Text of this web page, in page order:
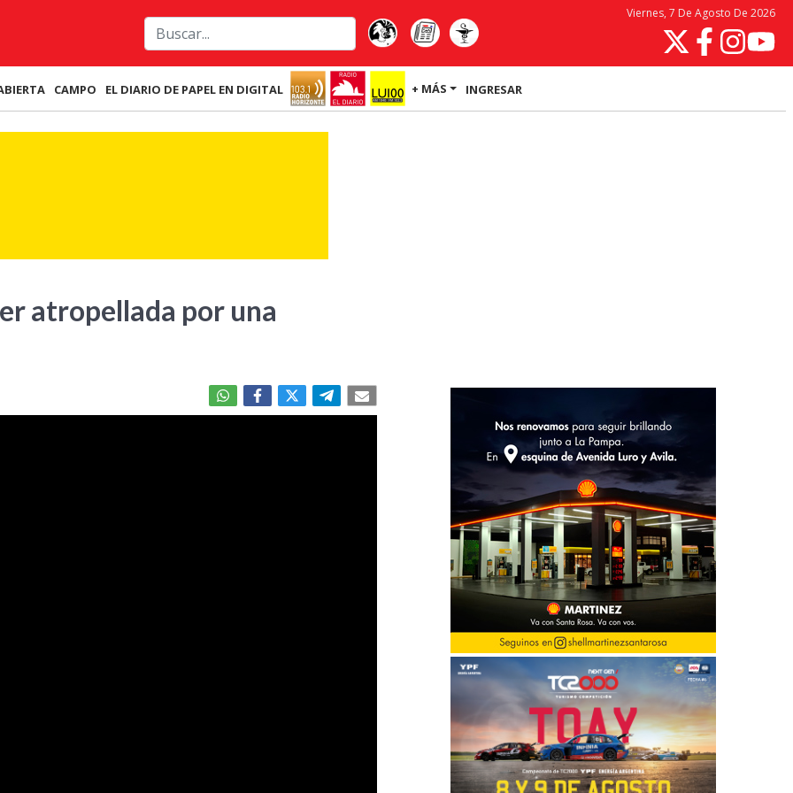
Viernes, 7 De Agosto De 2026
CAMPO EL DIARIO DE PAPEL EN DIGITAL + MÁS INGRESAR
atropellada por una